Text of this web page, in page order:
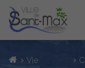
› Vie ›